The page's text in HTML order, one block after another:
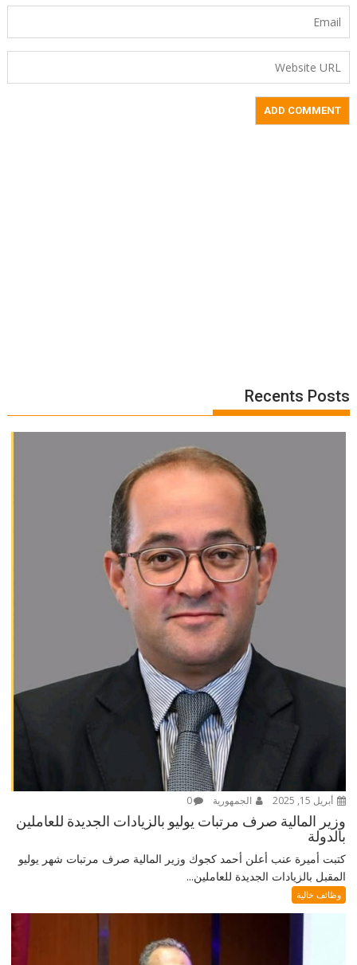
Recents Posts
أبريل 15, 2025 الجمهورية 0
وزير المالية صرف مرتبات يوليو بالزيادات الجديدة للعاملين
بالدولة
كتبت أميرة عنب أعلن أحمد كجوك وزير المالية صرف مرتبات شهر يوليو
المقبل بالزيادات الجديدة للعاملين...
وظائف خالية